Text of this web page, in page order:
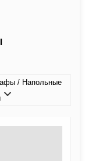
/ Напольные